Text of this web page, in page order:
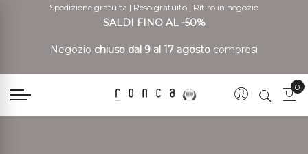
Spedizione gratuita | Reso gratuito | Ritiro in negozio
SALDI FINO AL -50%
Negozio chiuso dal 9 al 17 agosto compresi
0